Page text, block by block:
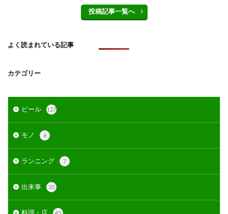
投稿記事一覧へ
よく読まれている記事
カテゴリー
ビール 127
モノ 6
ランニング 7
出来事 35
45